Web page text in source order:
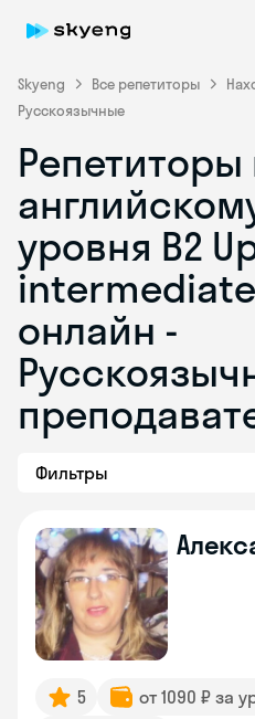
Skyeng Все репетиторы
Русскоязычные
Репетиторы
уровня B2
онлайн -
Фильтры
5 от 1090 ₽ за
Skyeng Chat